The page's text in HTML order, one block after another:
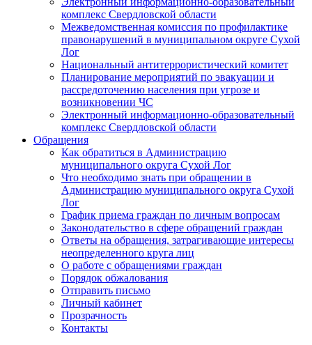
комплекс Cвердловской области
Межведомственная комиссия по профилактике
правонарушений в муниципальном округе Сухой
Лог
Национальный антитеррористический комитет
Планирование мероприятий по эвакуации и
рассредоточению населения при угрозе и
возникновении ЧС
Электронный информационно-образовательный
комплекс Свердловской области
Обращения
Как обратиться в Администрацию
муниципального округа Сухой Лог
Что необходимо знать при обращении в
Администрацию муниципального округа Сухой
Лог
График приема граждан по личным вопросам
Законодательство в сфере обращений граждан
Ответы на обращения, затрагивающие интересы
неопределенного круга лиц
О работе с обращениями граждан
Порядок обжалования
Отправить письмо
Личный кабинет
Прозрачность
Контакты